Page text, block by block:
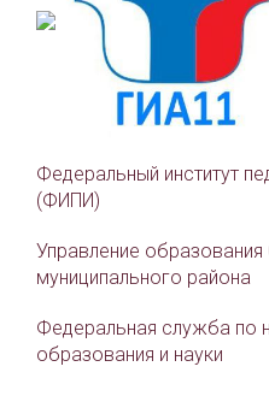
Федеральный институт
(ФИПИ)
Управление
муниципального района
Федеральная служба по
образования и науки